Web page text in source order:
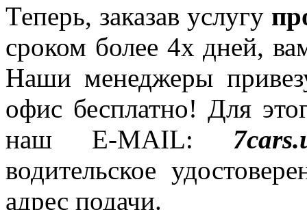
Теперь, заказав услугу
сроком более 4х дней,
Наши менеджеры
офис бесплатно! Для
наш E-MAIL:
водительское
адрес подачи.